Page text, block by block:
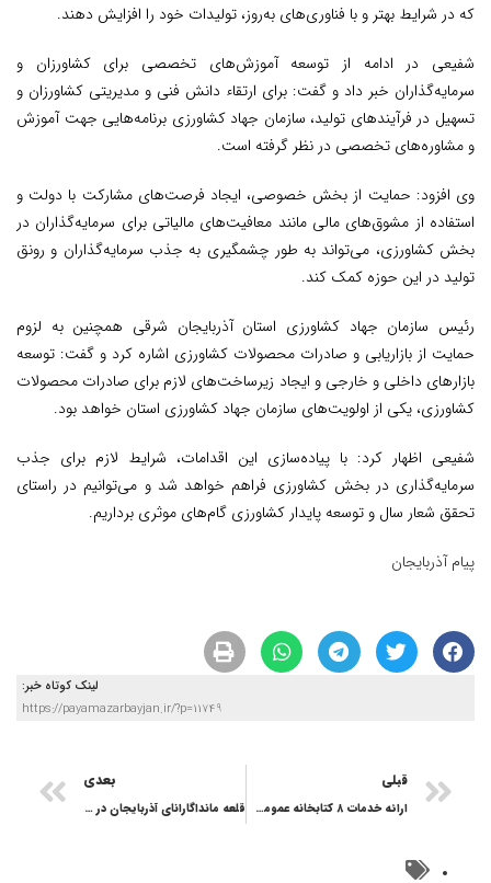
که در شرایط بهتر و با فناوری‌های به‌روز، تولیدات خود را افزایش دهند.
شفیعی در ادامه از توسعه آموزش‌های تخصصی برای کشاورزان و
سرمایه‌گذاران خبر داد و گفت: برای ارتقاء دانش فنی و مدیریتی کشاورزان و
تسهیل در فرآیندهای تولید، سازمان جهاد کشاورزی برنامه‌هایی جهت آموزش
و مشاوره‌های تخصصی در نظر گرفته است.
وی افزود: حمایت از بخش خصوصی، ایجاد فرصت‌های مشارکت با دولت و
استفاده از مشوق‌های مالی مانند معافیت‌های مالیاتی برای سرمایه‌گذاران در
بخش کشاورزی، می‌تواند به طور چشمگیری به جذب سرمایه‌گذاران و رونق
تولید در این حوزه کمک کند.
رئیس سازمان جهاد کشاورزی استان آذربایجان شرقی همچنین به لزوم
حمایت از بازاریابی و صادرات محصولات کشاورزی اشاره کرد و گفت: توسعه
بازارهای داخلی و خارجی و ایجاد زیرساخت‌های لازم برای صادرات محصولات
کشاورزی، یکی از اولویت‌های سازمان جهاد کشاورزی استان خواهد بود.
شفیعی اظهار کرد: با پیاده‌سازی این اقدامات، شرایط لازم برای جذب
سرمایه‌گذاری در بخش کشاورزی فراهم خواهد شد و می‌توانیم در راستای
تحقق شعار سال و توسعه پایدار کشاورزی گام‌های موثری برداریم.
پیام آذربایجان
لینک کوتاه خبر:
https://payamazarbayjan.ir/?p=11749
قبلی
ارائه خدمات ۸ کتابخانه عمومی آذربایجان شرقی در تعطیلات عید نوروز
بعدی
قلعه مانداگارانای آذربایجان در آستانه نابودی